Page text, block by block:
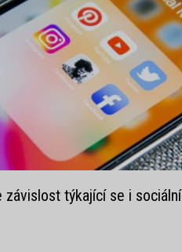
závislost týkající se i